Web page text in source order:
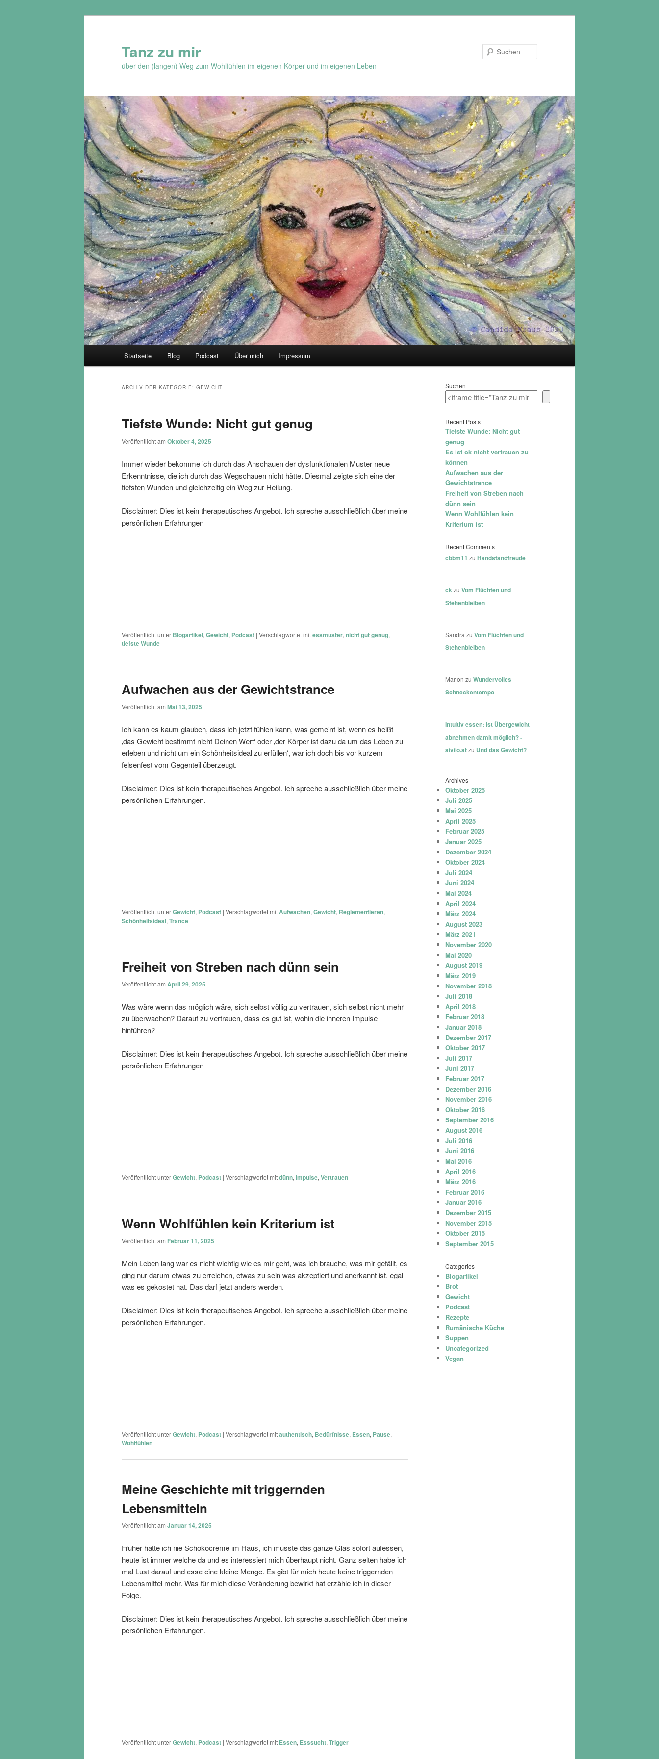
Tanz zu mir
über den (langen) Weg zum Wohlfühlen im eigenen Körper und im eigenen Leben
Startseite Blog Podcast Über mich Impressum
ARCHIV DER KATEGORIE: GEWICHT
Tiefste Wunde: Nicht gut genug
Veröffentlicht am Oktober 4, 2025
Immer wieder bekomme ich durch das Anschauen der dysfunktionalen Muster neue
Erkenntnisse, die ich durch das Wegschauen nicht hätte. Diesmal zeigte sich eine der
tiefsten Wunden und gleichzeitig ein Weg zur Heilung.
Disclaimer: Dies ist kein therapeutisches Angebot. Ich spreche ausschließlich über meine
persönlichen Erfahrungen
Veröffentlicht unter Blogartikel, Gewicht, Podcast | Verschlagwortet mitessmuster, nicht gut genug,
tiefste Wunde
Aufwachen aus der Gewichtstrance
Veröffentlicht am Mai 13, 2025
Ich kann es kaum glauben, dass ich jetzt fühlen kann, was gemeint ist, wenn es heißt
‚das Gewicht bestimmt nicht Deinen Wert‘ oder ‚der Körper ist dazu da um das Leben zu
erleben und nicht um ein Schönheitsideal zu erfüllen‘, war ich doch bis vor kurzem
felsenfest vom Gegenteil überzeugt.
Disclaimer: Dies ist kein therapeutisches Angebot. Ich spreche ausschließlich über meine
persönlichen Erfahrungen.
Veröffentlicht unterGewicht, Podcast | Verschlagwortet mitAufwachen, Gewicht, Reglementieren,
Schönheitsideal, Trance
Freiheit von Streben nach dünn sein
Veröffentlicht am April 29, 2025
Was wäre wenn das möglich wäre, sich selbst völlig zu vertrauen, sich selbst nicht mehr
zu überwachen? Darauf zu vertrauen, dass es gut ist, wohin die inneren Impulse
hinführen?
Disclaimer: Dies ist kein therapeutisches Angebot. Ich spreche ausschließlich über meine
persönlichen Erfahrungen
Veröffentlicht unterGewicht, Podcast | Verschlagwortet mitdünn, Impulse, Vertrauen
Wenn Wohlfühlen kein Kriterium ist
Veröffentlicht am Februar 11, 2025
Mein Leben lang war es nicht wichtig wie es mir geht, was ich brauche, was mir gefällt, es
ging nur darum etwas zu erreichen, etwas zu sein was akzeptiert und anerkannt ist, egal
was es gekostet hat. Das darf jetzt anders werden.
Disclaimer: Dies ist kein therapeutisches Angebot. Ich spreche ausschließlich über meine
persönlichen Erfahrungen.
Veröffentlicht unterGewicht, Podcast | Verschlagwortet mitauthentisch, Bedürfnisse, Essen, Pause,
Wohlfühlen
Meine Geschichte mit triggernden
Lebensmitteln
Veröffentlicht am Januar 14, 2025
Früher hatte ich nie Schokocreme im Haus, ich musste das ganze Glas sofort aufessen,
heute ist immer welche da und es interessiert mich überhaupt nicht. Ganz selten habe ich
mal Lust darauf und esse eine kleine Menge. Es gibt für mich heute keine triggernden
Lebensmittel mehr. Was für mich diese Veränderung bewirkt hat erzähle ich in dieser
Folge.
Disclaimer: Dies ist kein therapeutisches Angebot. Ich spreche ausschließlich über meine
persönlichen Erfahrungen.
Veröffentlicht unterGewicht, Podcast | Verschlagwortet mit Essen, Esssucht, Trigger
Suchen
Recent Posts
Tiefste Wunde: Nicht gut
genug
Es ist ok nicht vertrauen zu
können
Aufwachen aus der
Gewichtstrance
Freiheit von Streben nach
dünn sein
Wenn Wohlfühlen kein
Kriterium ist
Recent Comments
cbbm11 zu Handstandfreude
ck zu Vom Flüchten und
Stehenbleiben
Sandra zu Vom Flüchten und
Stehenbleiben
Marion zu Wundervolles
Schneckentempo
Intuitiv essen: Ist Übergewicht
abnehmen damit möglich? -
aivilo.atzu Und das Gewicht?
Archives
Oktober 2025
Juli 2025
Mai 2025
April 2025
Februar 2025
Januar 2025
Dezember 2024
Oktober 2024
Juli 2024
Juni 2024
Mai 2024
April 2024
März 2024
August 2023
März 2021
November 2020
Mai 2020
August 2019
März 2019
November 2018
Juli 2018
April 2018
Februar 2018
Januar 2018
Dezember 2017
Oktober 2017
Juli 2017
Juni 2017
Februar 2017
Dezember 2016
November 2016
Oktober 2016
September 2016
August 2016
Juli 2016
Juni 2016
Mai 2016
April 2016
März 2016
Februar 2016
Januar 2016
Dezember 2015
November 2015
Oktober 2015
September 2015
Categories
Blogartikel
Brot
Gewicht
Podcast
Rezepte
Rumänische Küche
Suppen
Uncategorized
Vegan